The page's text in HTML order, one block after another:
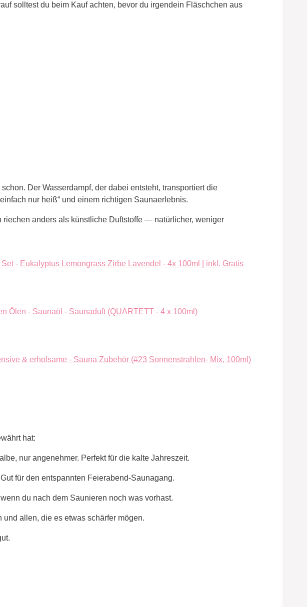
solltest du beim Kauf achten, bevor du irgendein Fläschchen aus
Der Wasserdampf, der dabei entsteht, transportiert die
nur heiß“ und einem richtigen Saunaerlebnis.
anders als künstliche Duftstoffe — natürlicher, weniger
hat:
nur angenehmer. Perfekt für die kalte Jahreszeit.
für den entspannten Feierabend-Saunagang.
du nach dem Saunieren noch was vorhast.
allen, die es etwas schärfer mögen.